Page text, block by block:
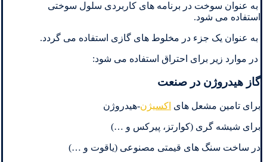
به عنوان سوخت در برنامه های کاربردی سلول سوختی
استفاده می شود.
به عنوان یک جزء در مخلوط های گازی استفاده می گردد.
در موارد زیر برای احتراق استفاده می شود:
گاز هیدروژن در صنعت
برای تامین مشعل های اکسیژن-هیدروژن
برای شیشه گری (کوارتز، پیرکس و …)
در ساخت سنگ های قیمتی مصنوعی (یاقوت و …)